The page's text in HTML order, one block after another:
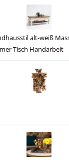
alt-weiß
Tisch Handarbeit